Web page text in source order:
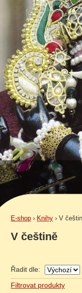
E-shop › Knihy › V
V češtině
Řadit dle:
Filtrovat produkty